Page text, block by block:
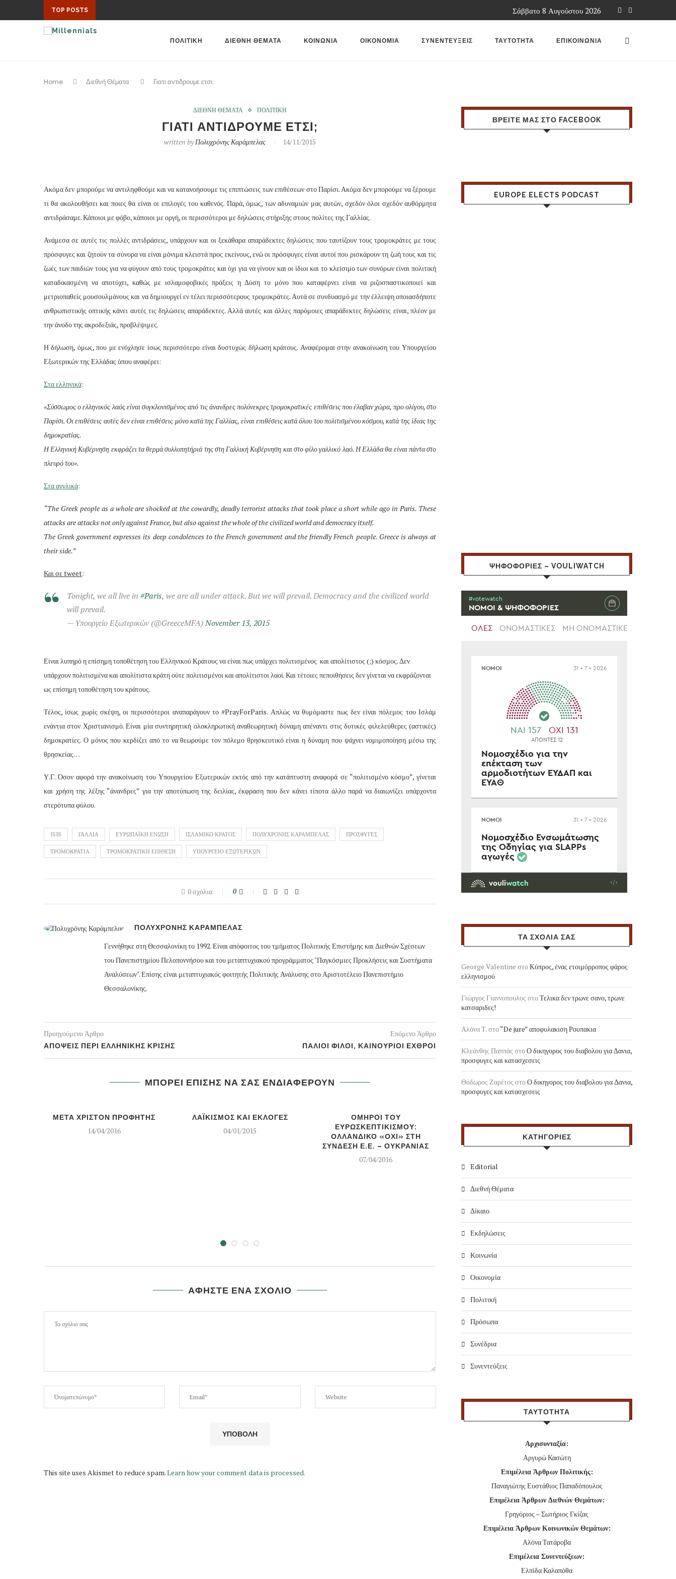
TOP POSTS Σάββατο 8 Αυγούστου 2026
ΠΟΛΙΤΙΚΗ ΔΙΕΘΝΗ ΘΕΜΑΤΑ ΚΟΙΝΩΝΙΑ ΟΙΚΟΝΟΜΙΑ ΣΥΝΕΝΤΕΥΞΕΙΣ ΤΑΥΤΟΤΗΤΑ ΕΠΙΚΟΙΝΩΝΙΑ
Home Διεθνή Θέματα Γιατι αντιδρουμε ετσι;
ΔΙΕΘΝΗ ΘΕΜΑΤΑ ΠΟΛΙΤΙΚΗ
ΓΙΑΤΙ ΑΝΤΙΔΡΟΥΜΕ ΕΤΣΙ;
written byΠολυχρόνης Καράμπελας 14/11/2015
Ακόμα δεν μπορούμε να αντιληφθούμε και να κατανοήσουμε τις επιπτώσεις των επιθέσεων στο Παρίσι. Ακόμα δεν μπορούμε να ξέρουμε
τι θα ακολουθήσει και ποιες θα είναι οι επιλογές του καθενός. Παρά, όμως, των αδυναμιών μας αυτών, σχεδόν όλοι σχεδόν αυθόρμητα
αντιδράσαμε. Κάποιοι με φόβο, κάποιοι με οργή, οι περισσότεροι με δηλώσεις στήριξης στους πολίτες της Γαλλίας.
Ανάμεσα σε αυτές τις πολλές αντιδράσεις, υπάρχουν και οι ξεκάθαρα απαράδεκτες δηλώσεις που ταυτίζουν τους τρομοκράτες με τους
πρόσφυγες και ζητούν τα σύνορα να είναι μόνιμα κλειστά προς εκείνους, ενώ οι πρόσφυγες είναι αυτοί που ρισκάρουν τη ζωή τους και τις
ζωές των παιδιών τους για να φύγουν από τους τρομοκράτες και όχι για να γίνουν και οι ίδιοι και το κλείσιμο των συνόρων είναι πολιτική
καταδικασμένη να αποτύχει, καθώς με ισλαμοφοβικές πράξεις η Δύση το μόνο που καταφέρνει είναι να ριζοσπαστικοποιεί και
μετριοπαθείς μουσουλμάνους και να δημιουργεί εν τέλει περισσότερους τρομοκράτες. Αυτά σε συνδυασμό με την έλλειψη οποιασδήποτε
ανθρωπιστικής οπτικής κάνει αυτές τις δηλώσεις απαράδεκτες. Αλλά αυτές και άλλες παρόμοιες απαράδεκτες δηλώσεις είναι, πλέον με
την άνοδο της ακροδεξιάς, προβλέψιμες.
Η δήλωση, όμως, που με ενόχλησε ίσως περισσότερο είναι δυστυχώς δήλωση κράτους. Αναφέρομαι στην ανακοίνωση του Υπουργείου
Εξωτερικών της Ελλάδας όπου αναφέρει:
Στα ελληνικά:
«Σύσσωμος ο ελληνικός λαός είναι συγκλονισμένος από τις άνανδρες πολύνεκρες τρομοκρατικές επιθέσεις που έλαβαν χώρα, προ ολίγου, στο
Παρίσι. Οι επιθέσεις αυτές δεν είναι επιθέσεις μόνο κατά της Γαλλίας, είναι επιθέσεις κατά όλου του πολιτισμένου κόσμου, κατά της ίδιας της
δημοκρατίας.
Η Ελληνική Κυβέρνηση εκφράζει τα θερμά συλλυπητήριά της στη Γαλλική Κυβέρνηση και στο φίλο γαλλικό λαό. Η Ελλάδα θα είναι πάντα στο
πλευρό του».
Στα αγγλικά:
“The Greek people as a whole are shocked at the cowardly, deadly terrorist attacks that took place a short while ago in Paris. These
attacks are attacks not only against France, but also against the whole of the civilized world and democracy itself.
The Greek government expresses its deep condolences to the French government and the friendly French people. Greece is always at
their side.”
Και σε tweet:
Tonight, we all live in #Paris, we are all under attack. But we will prevail. Democracy and the civilized world
will prevail.
— Υπουργείο Εξωτερικών (@GreeceMFA)November 13, 2015
Είναι λυπηρό η επίσημη τοποθέτηση του Ελληνικού Κράτους να είναι πως υπάρχει πολιτισμένος και απολίτιστος (;) κόσμος. Δεν
υπάρχουν πολιτισμένα και απολίτιστα κράτη ούτε πολιτισμένοι και απολίτιστοι λαοί. Και τέτοιες πεποιθήσεις δεν γίνεται να εκφράζονται
ως επίσημη τοποθέτηση του κράτους.
Τέλος, ίσως χωρίς σκέψη, οι περισσότεροι αναπαράγουν το #PrayForParis. Απλώς να θυμόμαστε πως δεν είναι πόλεμος του Ισλάμ
ενάντια στον Χριστιανισμό. Είναι μία συντηρητική ολοκληρωτική αναθεωρητική δύναμη απέναντι στις δυτικές φιλελεύθερες (αστικές)
δημοκρατίες. Ο μόνος που κερδίζει από το να θεωρούμε τον πόλεμο θρησκευτικό είναι η δύναμη που ψάχνει νομιμοποίηση μέσω της
θρησκείας…
Υ.Γ. Όσον αφορά την ανακοίνωση του Υπουργείου Εξωτερικών εκτός από την κατάπτυστη αναφορά σε “πολιτισμένο κόσμο”, γίνεται
και χρήση της λέξης “άνανδρες” για την αποτύπωση της δειλίας, έκφραση που δεν κάνει τίποτα άλλο παρά να διαιωνίζει υπάρχοντα
στερότυπα φύλου.
ISIS ΓΑΛΛΙΑ ΕΥΡΩΠΑΪΚΗ ΕΝΩΣΗ ΙΣΛΑΜΙΚΟ ΚΡΑΤΟΣ ΠΟΛΥΧΡΟΝΗΣ ΚΑΡΑΜΠΕΛΑΣ ΠΡΟΣΦΥΓΕΣ
ΤΡΟΜΟΚΡΑΤΙΑ ΤΡΟΜΟΚΡΑΤΙΚΗ ΕΠΙΘΕΣΗ ΥΠΟΥΡΓΕΙΟ ΕΞΩΤΕΡΙΚΩΝ
0 σχόλια 0
ΠΟΛΥΧΡΟΝΗΣ ΚΑΡΑΜΠΕΛΑΣ
Γεννήθηκε στη Θεσσαλονίκη το 1992. Είναι απόφοιτος του τμήματος Πολιτικής Επιστήμης και Διεθνών Σχέσεων
του Πανεπιστημίου Πελοποννήσου και του μεταπτυχιακού προγράμματος "Παγκόσμιες Προκλήσεις και Συστήματα
Αναλύσεων". Επίσης είναι μεταπτυχιακός φοιτητής Πολιτικής Ανάλυσης στο Αριστοτέλειο Πανεπιστήμιο
Θεσσαλονίκης.
Προηγούμενο Άρθρο
ΑΠΟΨΕΙΣ ΠΕΡΙ ΕΛΛΗΝΙΚΗΣ ΚΡΙΣΗΣ
Επόμενο Άρθρο
ΠΑΛΙΟΙ ΦΙΛΟΙ, ΚΑΙΝΟΥΡΙΟΙ ΕΧΘΡΟΙ
ΜΠΟΡΕΙ ΕΠΙΣΗΣ ΝΑ ΣΑΣ ΕΝΔΙΑΦΕΡΟΥΝ
ΜΕΤΑ ΧΡΙΣΤΟΝ ΠΡΟΦΗΤΗΣ
14/04/2016
ΛΑΪΚΙΣΜΟΣ ΚΑΙ ΕΚΛΟΓΕΣ
04/01/2015
ΟΜΗΡΟΙ ΤΟΥ
ΕΥΡΩΣΚΕΠΤΙΚΙΣΜΟΥ:
ΟΛΛΑΝΔΙΚΟ «ΟΧΙ» ΣΤΗ
ΣΥΝΔΕΣΗ Ε.Ε. – ΟΥΚΡΑΝΙΑΣ
07/04/2016
ΕΠΙΣΤΡΟΦΗ
23/09/2014
ΑΦΗΣΤΕ ΕΝΑ ΣΧΟΛΙΟ
This site uses Akismet to reduce spam.Learn how your comment data is processed.
ΒΡΕΙΤΕ ΜΑΣ ΣΤΟ FACEBOOK
EUROPE ELECTS PODCAST
ΨΗΦΟΦΟΡΙΕΣ – VOULIWATCH
ΤΑ ΣΧΟΛΙΑ ΣΑΣ
George Valentine στοΚύπρος, ένας ετοιμόρροπος φάρος
ελληνισμού
Γιώργος Γιαννοπουλος στοΤελικα δεν τρωνε σανο, τρωνε
κατσαριδες!
Αλόνα Τ.στο“De jure” αποφυλακιση Ρουπακια
Κλεάνθης Παππάς στοΟ δικηγορος του διαβολου για Δανια,
προσφυγες και κατασχεσεις
Θόδωρος Ζαρέτος στοΟ δικηγορος του διαβολου για Δανια,
προσφυγες και κατασχεσεις
ΚΑΤΗΓΟΡΙΕΣ
Editorial
Διεθνή Θέματα
Δίκαιο
Εκδηλώσεις
Κοινωνία
Οικονομία
Πολιτική
Πρόσωπα
Συνέδρια
Συνεντεύξεις
ΤΑΥΤΟΤΗΤΑ
Αρχισυνταξία:
Αργυρώ Κασώτη
Επιμέλεια Άρθρων Πολιτικής:
Παναγιώτης Ευστάθιος Παπαδόπουλος
Επιμέλεια Άρθρων Διεθνών Θεμάτων:
Γρηγόριος – Σωτήριος Γκίζας
Επιμέλεια Άρθρων Κοινωνικών Θεμάτων:
Αλόνα Τατάροβα
Επιμέλεια Συνεντεύξεων:
Ελπίδα Καλαπόθα